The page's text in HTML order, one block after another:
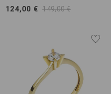
124,00 € 149,00 €